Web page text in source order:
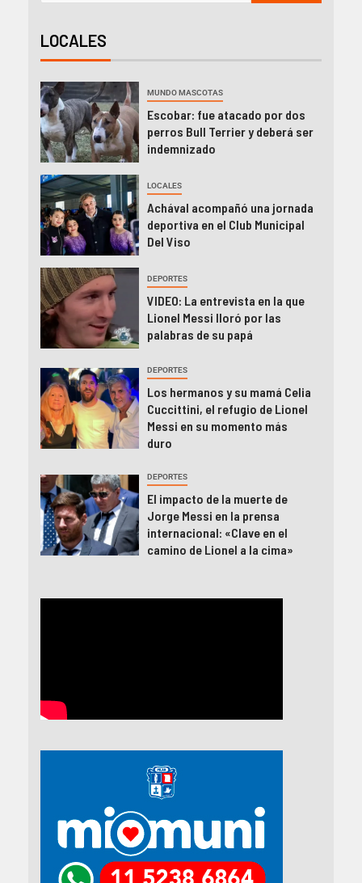
LOCALES
MUNDO MASCOTAS
Escobar: fue atacado por dos
perros Bull Terrier y deberá ser
indemnizado
LOCALES
Achával acompañó una jornada
deportiva en el Club Municipal
Del Viso
DEPORTES
VIDEO: La entrevista en la que
Lionel Messi lloró por las
palabras de su papá
DEPORTES
Los hermanos y su mamá Celia
Cuccittini, el refugio de Lionel
Messi en su momento más
duro
DEPORTES
El impacto de la muerte de
Jorge Messi en la prensa
internacional: «Clave en el
camino de Lionel a la cima»